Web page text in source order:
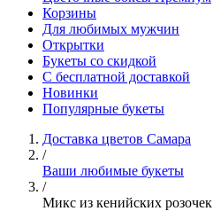
Корзины
Для любимых мужчин
Открытки
Букеты со скидкой
С бесплатной доставкой
Новинки
Популярные букеты
Доставка цветов Самара
/
Ваши любимые букеты
/
Микс из кенийских розочек